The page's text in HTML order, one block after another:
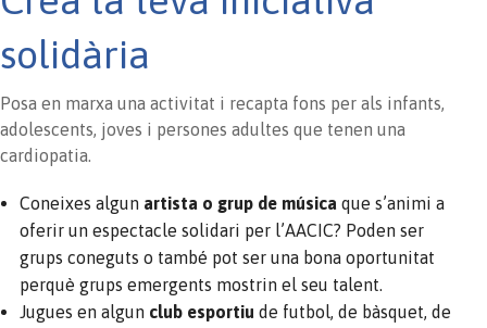
solidària
Posa en marxa una activitat i recapta fons per als infants,
adolescents, joves i persones adultes que tenen una
cardiopatia.
Coneixes algun artista o grup de música que s’animi a
oferir un espectacle solidari per l’AACIC? Poden ser
grups coneguts o també pot ser una bona oportunitat
perquè grups emergents mostrin el seu talent.
Jugues en algun club esportiu de futbol, de bàsquet, de